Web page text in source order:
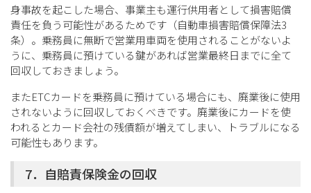
身事故を起こした場合、事業主も運行供用者として損害賠償
責任を負う可能性があるためです（自動車損害賠償保障法3
条）。乗務員に無断で営業用車両を使用されることがないよ
うに、乗務員に預けている鍵があれば営業最終日までに全て
回収しておきましょう。
またETCカードを乗務員に預けている場合にも、廃業後に使用
されないように回収しておくべきです。廃業後にカードを使
われるとカード会社の残債額が増えてしまい、トラブルになる
可能性もあります。
7．自賠責保険金の回収